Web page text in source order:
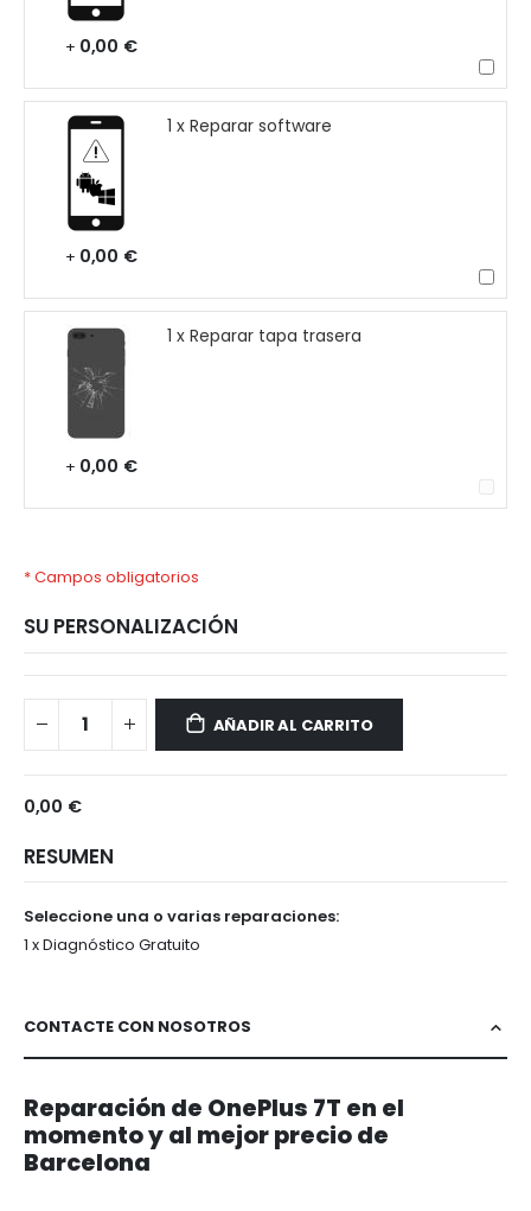
+ 0,00 €
1 x Reparar software
+ 0,00 €
1 x Reparar tapa trasera
+ 0,00 €
* Campos obligatorios
SU PERSONALIZACIÓN
AÑADIR AL CARRITO
0,00 €
RESUMEN
Seleccione una o varias reparaciones:
1 x Diagnóstico Gratuito
CONTACTE CON NOSOTROS
Reparación de OnePlus 7T en el
momento y al mejor precio de
Barcelona